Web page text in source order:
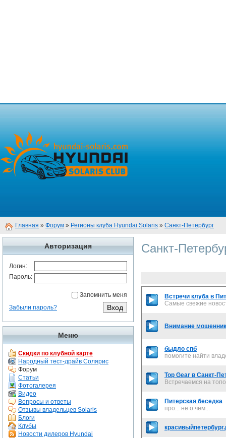
Главная » Форум » Регионы клуба Hyundai Solaris » Санкт-Петербург
Авторизация
Логин:
Пароль:
Запомнить меня
Забыли пароль?
Меню
Скидки по клубной карте
Народный тест-драйв Солярис
Форум
Статьи
Фотогалерея
Видео
Вопросы и ответы
Отзывы владельцев Solaris
Блоги
Клубы
Новости дилеров Hyundai
Санкт-
Встречи клуба в
Самые свежие
Внимание
быдло спб
помогите найти
Top Gear в Санкт-
Встречаемся на
Питерская беседка
про... не о чем...